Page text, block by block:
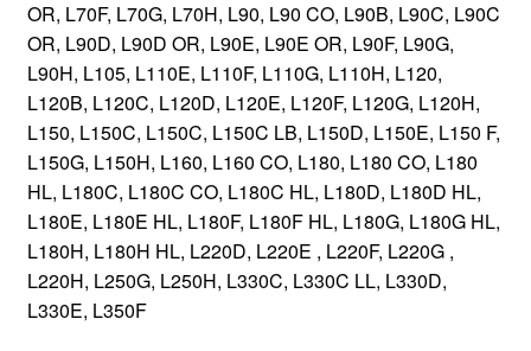
OR, L70F, L70G, L70H, L90, L90 CO, L90B, L90C, L90C
OR, L90D, L90D OR, L90E, L90E OR, L90F, L90G,
L90H, L105, L110E, L110F, L110G, L110H, L120,
L120B, L120C, L120D, L120E, L120F, L120G, L120H,
L150, L150C, L150C, L150C LB, L150D, L150E, L150 F,
L150G, L150H, L160, L160 CO, L180, L180 CO, L180
HL, L180C, L180C CO, L180C HL, L180D, L180D HL,
L180E, L180E HL, L180F, L180F HL, L180G, L180G HL,
L180H, L180H HL, L220D, L220E , L220F, L220G ,
L220H, L250G, L250H, L330C, L330C LL, L330D,
L330E, L350F